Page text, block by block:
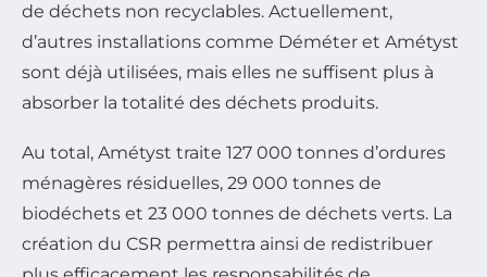
de déchets non recyclables. Actuellement,
d’autres installations comme Déméter et Amétyst
sont déjà utilisées, mais elles ne suffisent plus à
absorber la totalité des déchets produits.
Au total, Amétyst traite 127 000 tonnes d’ordures
ménagères résiduelles, 29 000 tonnes de
biodéchets et 23 000 tonnes de déchets verts. La
création du CSR permettra ainsi de redistribuer